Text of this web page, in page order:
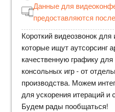
Данные для
предоставляются
Короткий видеозвонок для
которые ищут аутсорсинг
качественную графику
консольных игр - от
производства. Можем
для ускорения итераций и
Будем рады пообщаться!